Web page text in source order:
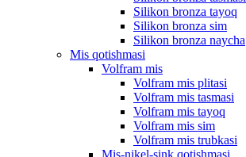
Silikon bronza tayoq
Silikon bronza sim
Silikon bronza naycha
Mis qotishmasi
Volfram mis
Volfram mis plitasi
Volfram mis tasmasi
Volfram mis tayoq
Volfram mis sim
Volfram mis trubkasi
Mis-nikel-sink qotishmasi